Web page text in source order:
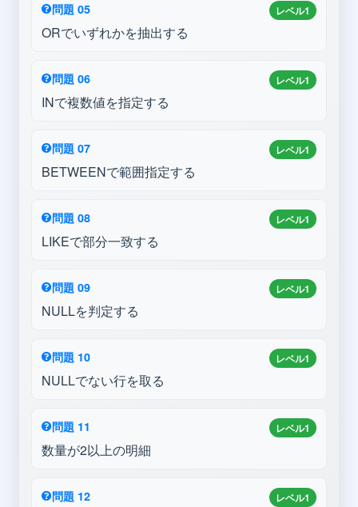
レベル1
問題 05
ORでいずれかを抽出する
レベル1
問題 06
INで複数値を指定する
レベル1
問題 07
BETWEENで範囲指定する
レベル1
問題 08
LIKEで部分一致する
レベル1
問題 09
NULLを判定する
レベル1
問題 10
NULLでない行を取る
レベル1
問題 11
数量が2以上の明細
レベル1
問題 12